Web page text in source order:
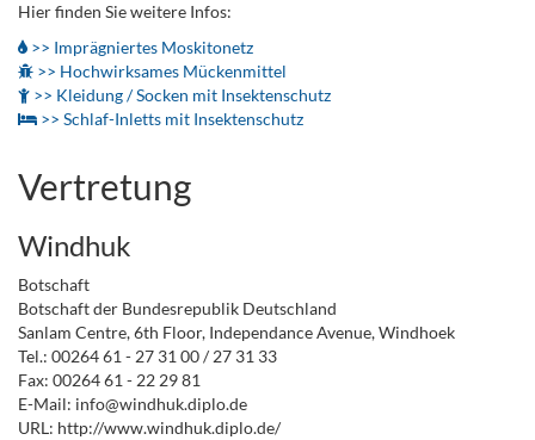
Hier finden Sie weitere Infos:
>> Imprägniertes Moskitonetz
>> Hochwirksames Mückenmittel
>> Kleidung / Socken mit Insektenschutz
>> Schlaf-Inletts mit Insektenschutz
Vertretung
Windhuk
Botschaft
Botschaft der Bundesrepublik Deutschland
Sanlam Centre, 6th Floor, Independance Avenue, Windhoek
Tel.: 00264 61 - 27 31 00 / 27 31 33
Fax: 00264 61 - 22 29 81
E-Mail: info@windhuk.diplo.de
URL: http://www.windhuk.diplo.de/